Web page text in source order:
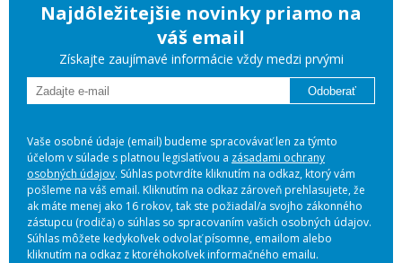
Najdôležitejšie novinky priamo na
váš email
Získajte zaujímavé informácie vždy medzi prvými
Odoberať
Vaše osobné údaje (email) budeme spracovávať len za týmto
účelom v súlade s platnou legislatívou a zásadami ochrany
osobných údajov. Súhlas potvrdíte kliknutím na odkaz, ktorý vám
pošleme na váš email. Kliknutím na odkaz zároveň prehlasujete, že
ak máte menej ako 16 rokov, tak ste požiadal/a svojho zákonného
zástupcu (rodiča) o súhlas so spracovaním vašich osobných údajov.
Súhlas môžete kedykoľvek odvolať písomne, emailom alebo
kliknutím na odkaz z ktoréhokoľvek informačného emailu.